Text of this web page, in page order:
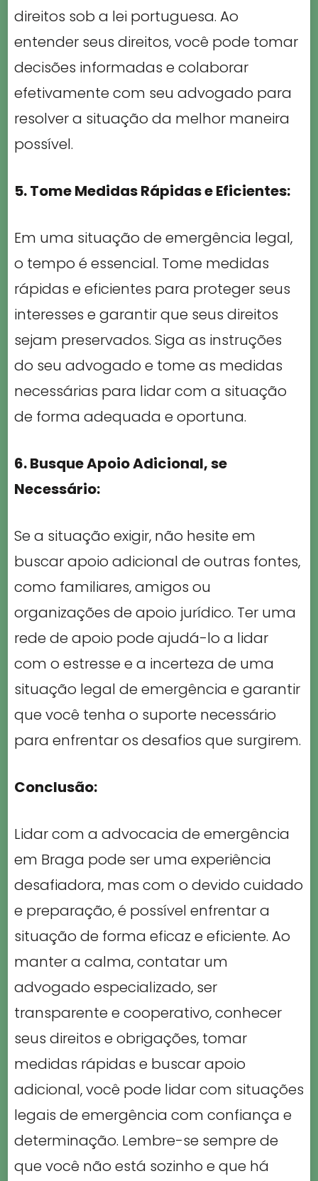
direitos sob a lei portuguesa. Ao
entender seus direitos, você pode tomar
decisões informadas e colaborar
efetivamente com seu advogado para
resolver a situação da melhor maneira
possível.
5. Tome Medidas Rápidas e Eficientes:
Em uma situação de emergência legal,
o tempo é essencial. Tome medidas
rápidas e eficientes para proteger seus
interesses e garantir que seus direitos
sejam preservados. Siga as instruções
do seu advogado e tome as medidas
necessárias para lidar com a situação
de forma adequada e oportuna.
6. Busque Apoio Adicional, se
Necessário:
Se a situação exigir, não hesite em
buscar apoio adicional de outras fontes,
como familiares, amigos ou
organizações de apoio jurídico. Ter uma
rede de apoio pode ajudá-lo a lidar
com o estresse e a incerteza de uma
situação legal de emergência e garantir
que você tenha o suporte necessário
para enfrentar os desafios que surgirem.
Conclusão:
Lidar com a advocacia de emergência
em Braga pode ser uma experiência
desafiadora, mas com o devido cuidado
e preparação, é possível enfrentar a
situação de forma eficaz e eficiente. Ao
manter a calma, contatar um
advogado especializado, ser
transparente e cooperativo, conhecer
seus direitos e obrigações, tomar
medidas rápidas e buscar apoio
adicional, você pode lidar com situações
legais de emergência com confiança e
determinação. Lembre-se sempre de
que você não está sozinho e que há